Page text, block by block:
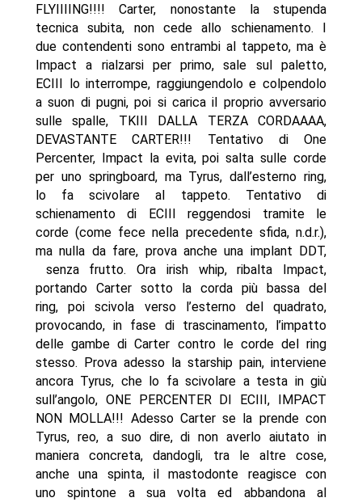
FLYIIIING!!!! Carter, nonostante la stupenda
tecnica subita, non cede allo schienamento. I
due contendenti sono entrambi al tappeto, ma è
Impact a rialzarsi per primo, sale sul paletto,
ECIII lo interrompe, raggiungendolo e colpendolo
a suon di pugni, poi si carica il proprio avversario
sulle spalle, TKIII DALLA TERZA CORDAAAA,
DEVASTANTE CARTER!!! Tentativo di One
Percenter, Impact la evita, poi salta sulle corde
per uno springboard, ma Tyrus, dall’esterno ring,
lo fa scivolare al tappeto. Tentativo di
schienamento di ECIII reggendosi tramite le
corde (come fece nella precedente sfida, n.d.r.),
ma nulla da fare, prova anche una implant DDT,
senza frutto. Ora irish whip, ribalta Impact,
portando Carter sotto la corda più bassa del
ring, poi scivola verso l’esterno del quadrato,
provocando, in fase di trascinamento, l’impatto
delle gambe di Carter contro le corde del ring
stesso. Prova adesso la starship pain, interviene
ancora Tyrus, che lo fa scivolare a testa in giù
sull’angolo, ONE PERCENTER DI ECIII, IMPACT
NON MOLLA!!! Adesso Carter se la prende con
Tyrus, reo, a suo dire, di non averlo aiutato in
maniera concreta, dandogli, tra le altre cose,
anche una spinta, il mastodonte reagisce con
uno spintone a sua volta ed abbandona al